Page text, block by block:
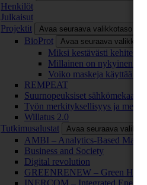
Henkilöt
Julkaisut
Projektit
Avaa seuraava valikkotaso
BioProt Avaa seuraava
Miksi kestävästi kehitetty
Millainen on nykyinen ja
Voiko maskeja käyttää
REMPEAT
Suurnopeuksiset
Työn merkityksellisyys ja
Willatus 2.0
Tutkimusalustat
Avaa seuraava
AMBI – Analytics-Based
Business and Society
Digital revolution
GREENRENEW – Green
INERCOM – Integrated Energy